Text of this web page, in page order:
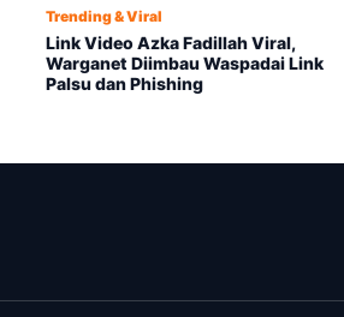
Trending & Viral
Link Video Azka Fadillah Viral,
Warganet Diimbau Waspadai Link
Palsu dan Phishing